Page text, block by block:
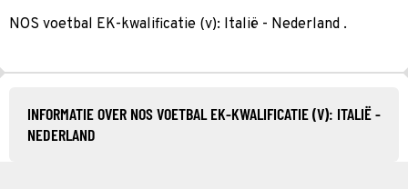
NOS voetbal EK-kwalificatie (v): Italië - Nederland .
INFORMATIE OVER NOS VOETBAL EK-KWALIFICATIE (V): ITALIË -
NEDERLAND